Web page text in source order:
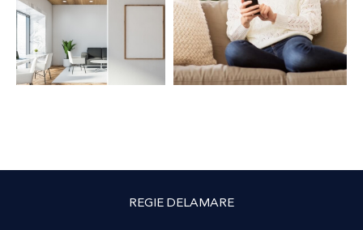
REGIE DELAMARE